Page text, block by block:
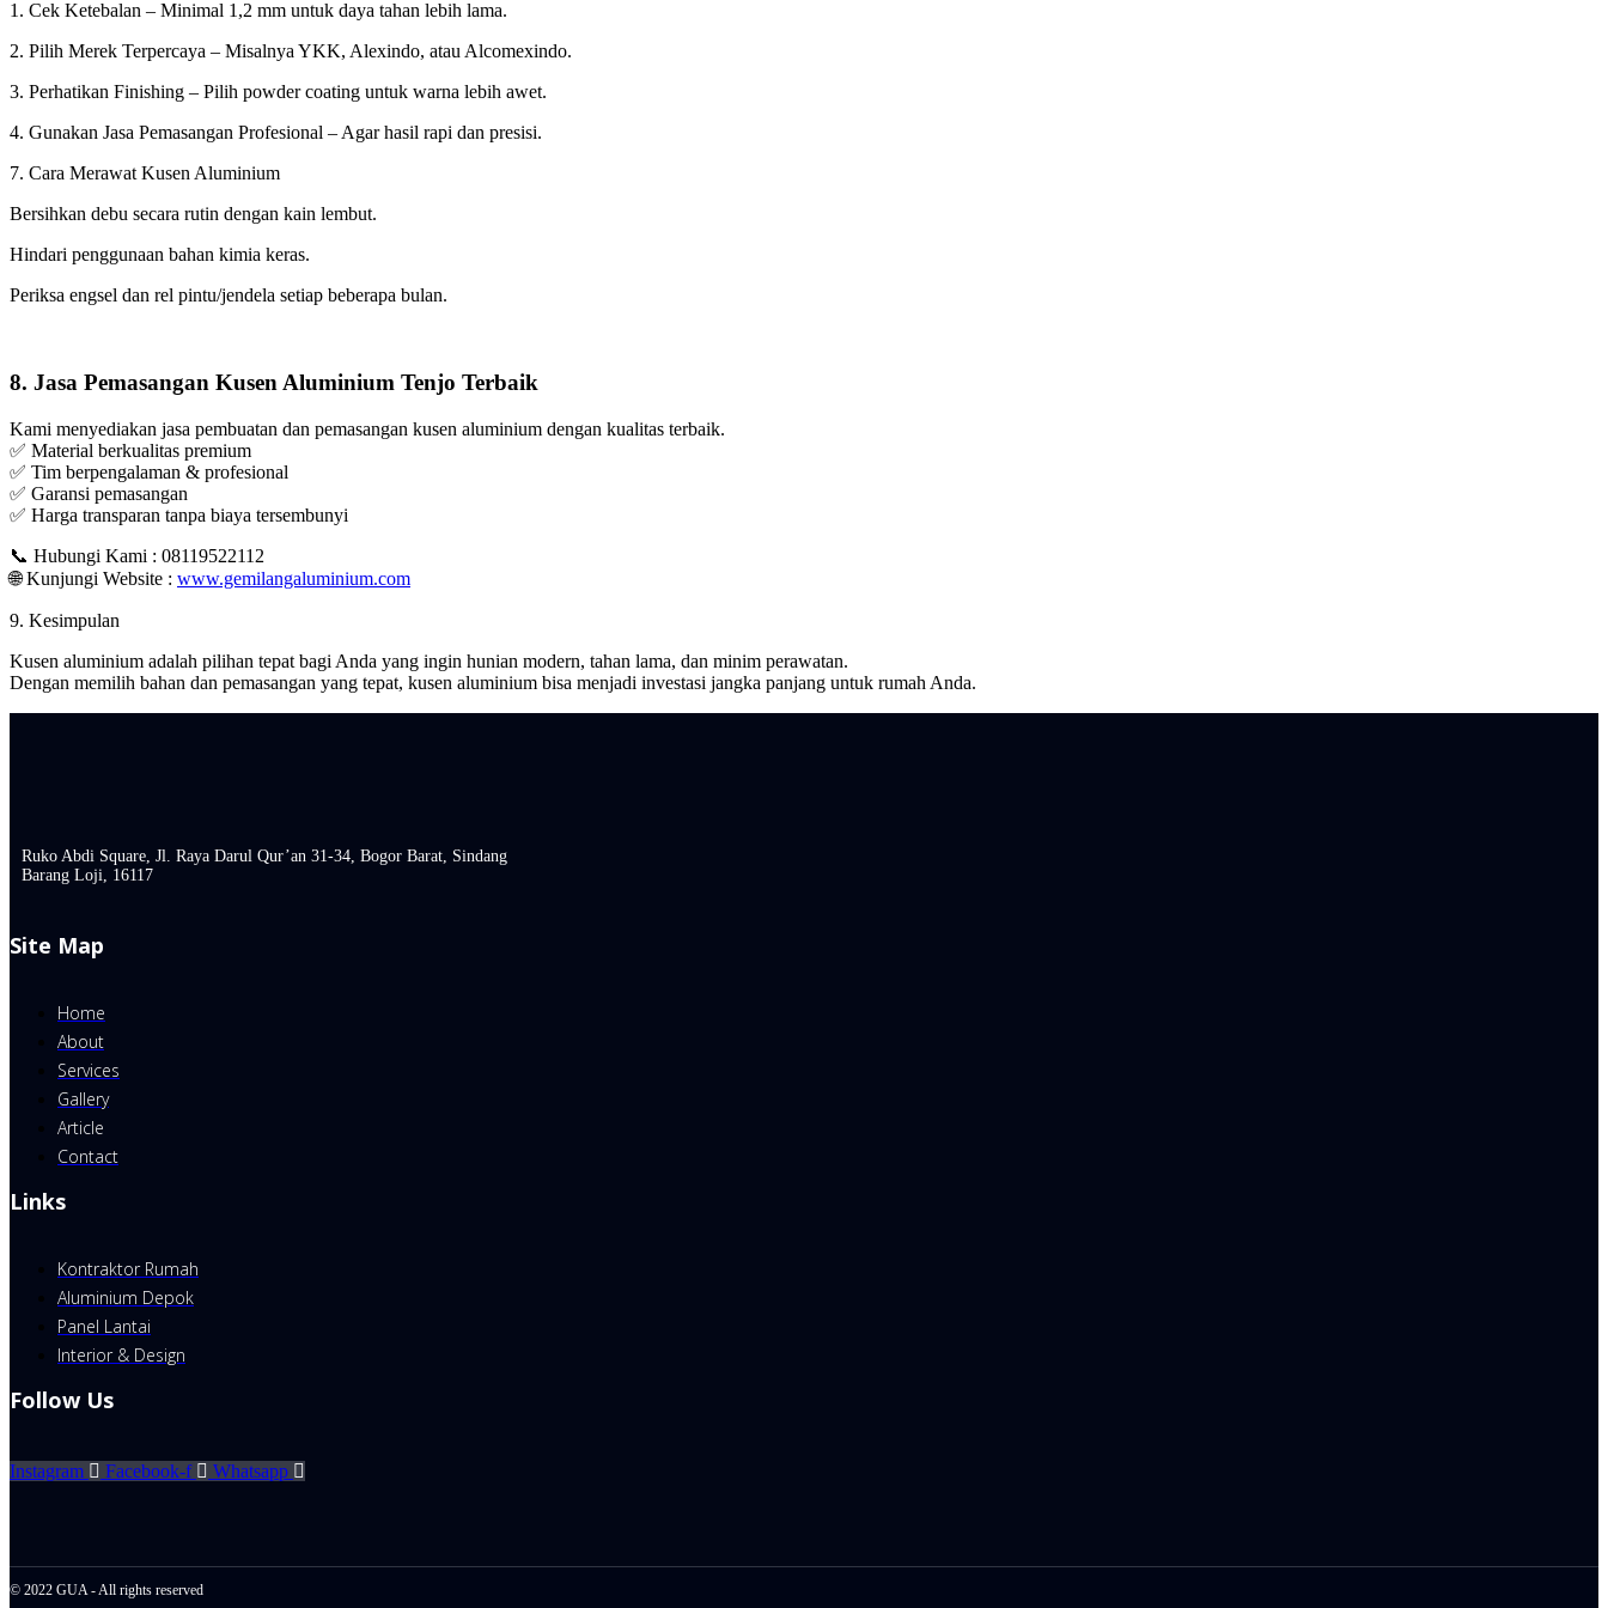
1. Cek Ketebalan – Minimal 1,2 mm untuk daya tahan lebih lama.
2. Pilih Merek Terpercaya – Misalnya YKK, Alexindo, atau Alcomexindo.
3. Perhatikan Finishing – Pilih powder coating untuk warna lebih awet.
4. Gunakan Jasa Pemasangan Profesional – Agar hasil rapi dan presisi.
7. Cara Merawat Kusen Aluminium
Bersihkan debu secara rutin dengan kain lembut.
Hindari penggunaan bahan kimia keras.
Periksa engsel dan rel pintu/jendela setiap beberapa bulan.
8. Jasa Pemasangan Kusen Aluminium Tenjo Terbaik
Kami menyediakan jasa pembuatan dan pemasangan kusen aluminium dengan kualitas terbaik.
✅ Material berkualitas premium
✅ Tim berpengalaman & profesional
✅ Garansi pemasangan
✅ Harga transparan tanpa biaya tersembunyi
📞 Hubungi Kami : 08119522112
🌐 Kunjungi Website : www.gemilangaluminium.com
9. Kesimpulan
Kusen aluminium adalah pilihan tepat bagi Anda yang ingin hunian modern, tahan lama, dan minim perawatan.
Dengan memilih bahan dan pemasangan yang tepat, kusen aluminium bisa menjadi investasi jangka panjang untuk rumah Anda.
Ruko Abdi Square, Jl. Raya Darul Qur’an 31-34, Bogor Barat, Sindang
Barang Loji, 16117
Site Map
Home
About
Services
Gallery
Article
Contact
Links
Kontraktor Rumah
Aluminium Depok
Panel Lantai
Interior & Design
Follow Us
Instagram Facebook-f Whatsapp
© 2022 GUA - All rights reserved